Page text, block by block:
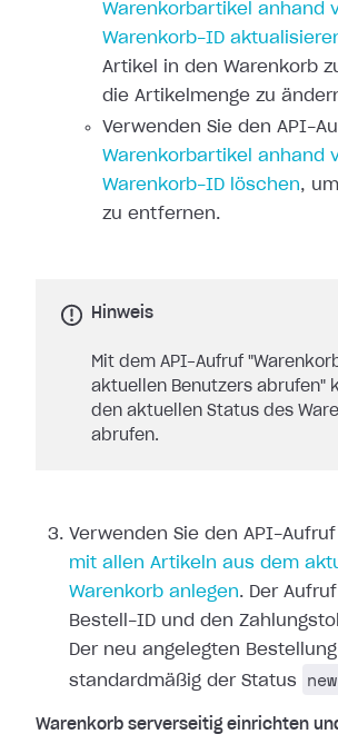
Warenkorbartikel anhand
Warenkorb-ID
Artikel in den Warenkorb
die Artikelmenge zu
Verwenden Sie den API-
Warenkorbartikel anhand
Warenkorb-ID löschen,
zu entfernen.
Hinweis
Mit dem API-Aufruf
aktuellen Benutzers abrufen"
den aktuellen Status des
abrufen.
Verwenden Sie den API-Aufruf
mit allen Artikeln aus dem
Warenkorb anlegen. Der
Bestell-ID und den
Der neu angelegten
standardmäßig der Status
new
Warenkorb serverseitig einrichten